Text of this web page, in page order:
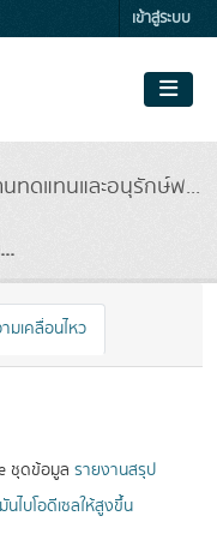
เข้าสู่ระบบ
ดแทนและอนุรักษ์พ...
มเคลื่อนไหว
ชุดข้อมูล รายงานสรุป
ไบโอดีเซลให้สูงขึ้น